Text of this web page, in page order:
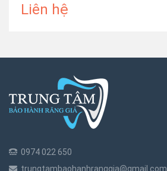
Liên hệ
0974 022 650
trungtambaohanhranggia@gmail.com